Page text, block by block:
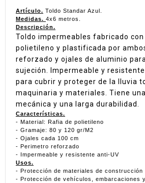
Artículo. Toldo Standar Azul.
Medidas. 4x6 metros.
Descripción.
Toldo impermeables fabricado
polietileno y plastificada por
reforzado y ojales de aluminio
sujeción. Impermeable y resistente
para cubrir y proteger de la lluvia
maquinaria y materiales. Tiene
mecánica y una larga durabilidad.
Características.
- Material: Rafia de polietileno
- Gramaje: 80 y 120 gr/M2
- Ojales cada 100 cm
- Perimetro reforzado
- Impermeable y resistente anti-UV
Usos.
- Protección de materiales de construcción
- Protección de vehículos, embarcaciones